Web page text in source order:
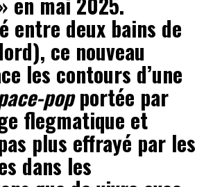
entre deux bains de
ce nouveau
les contours d’une
popportée par
flegmatique et
plus effrayé par les
dans les